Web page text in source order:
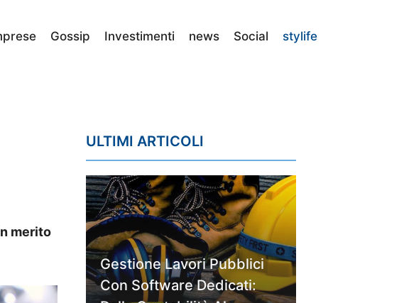
Gossip Investimenti news Social stylife
merito
ULTIMI ARTICOLI
Gestione Lavori Pubblici
Con Software Dedicati: